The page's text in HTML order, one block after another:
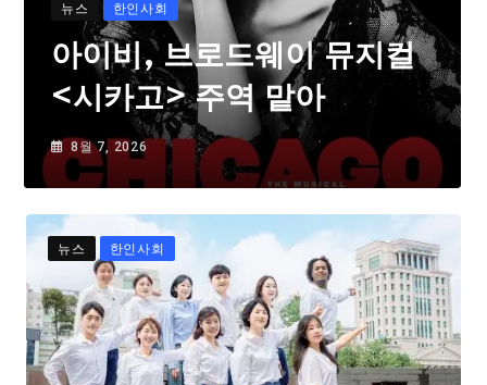
뉴스 한인사회
아이비, 브로드웨이 뮤지컬
<시카고> 주역 맡아
8월 7, 2026
뉴스 한인사회